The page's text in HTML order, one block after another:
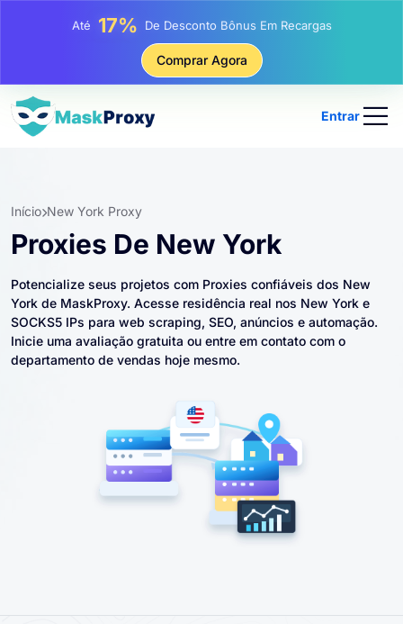
Até25%Desconto Em Compras Estáticas De IP
Desconto Em Compras Rotativas De IP
Comprar Agora
Entrar
Início New York Proxy
Proxies De New York
Potencialize seus projetos com Proxies confiáveis ​​dos New
York de MaskProxy. Acesse residência real nos New York e
SOCKS5 IPs para web scraping, SEO, anúncios e automação.
Inicie uma avaliação gratuita ou entre em contato com o
departamento de vendas hoje mesmo.